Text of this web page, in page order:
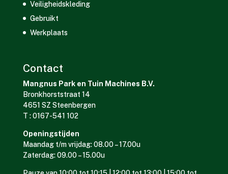
Veiligheidskleding
Gebruikt
Werkplaats
Contact
Mangnus Park en Tuin Machines B.V.
Bronkhorststraat 14
4651 SZ Steenbergen
T : 0167-541 102
Openingstijden
Maandag t/m vrijdag: 08.00 – 17.00u
Zaterdag: 09.00 – 15.00u